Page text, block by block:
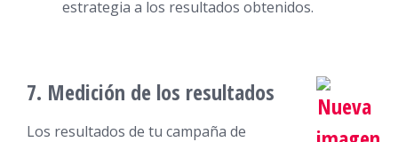
estrategia a los resultados obtenidos.
7. Medición de los resultados
Los resultados de tu campaña de